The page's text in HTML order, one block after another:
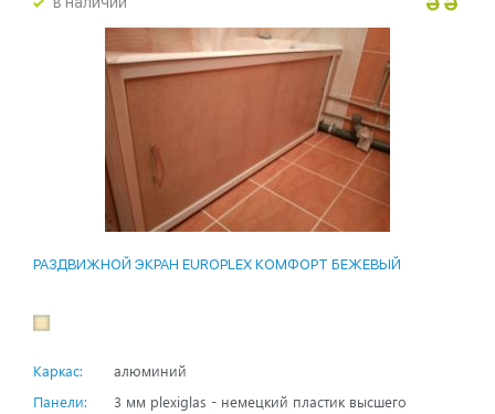
РАЗДВИЖНОЙ ЭКРАН EUROPLEX КОМФОРТ БЕЖЕВЫЙ
Каркас:
алюминий
Панели:
3 мм plexiglas - немецкий пластик высшего